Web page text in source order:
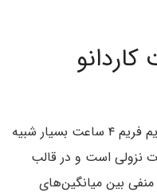
در تایم فریم ۴ ساعت بسیار شبیه
نزولی است و در قالب
بین میانگین‌های